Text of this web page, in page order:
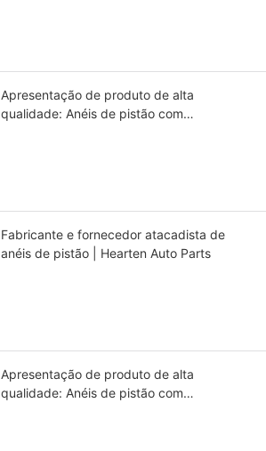
Apresentação de produto de alta
qualidade: Anéis de pistão com
Fabricante e fornecedor atacadista de
anéis de pistão | Hearten Auto Parts
Apresentação de produto de alta
qualidade: Anéis de pistão com